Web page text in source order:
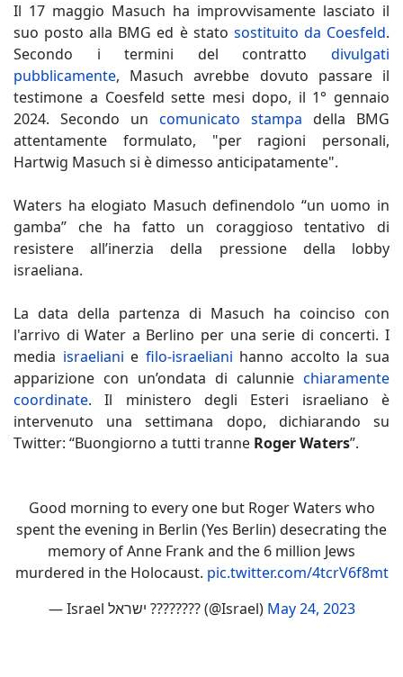
Il 17 maggio Masuch ha improvvisamente lasciato il
suo posto alla BMG ed è stato sostituito da Coesfeld.
Secondo i termini del contratto divulgati
pubblicamente, Masuch avrebbe dovuto passare il
testimone a Coesfeld sette mesi dopo, il 1° gennaio
2024. Secondo un comunicato stampa della BMG
attentamente formulato, "per ragioni personali,
Hartwig Masuch si è dimesso anticipatamente".
Waters ha elogiato Masuch definendolo “un uomo in
gamba” che ha fatto un coraggioso tentativo di
resistere all’inerzia della pressione della lobby
israeliana.
La data della partenza di Masuch ha coinciso con
l'arrivo di Water a Berlino per una serie di concerti. I
media israeliani e filo-israeliani hanno accolto la sua
apparizione con un’ondata di calunnie chiaramente
coordinate. Il ministero degli Esteri israeliano è
intervenuto una settimana dopo, dichiarando su
Twitter: “Buongiorno a tutti tranne Roger Waters”.
Good morning to every one but Roger Waters who
spent the evening in Berlin (Yes Berlin) desecrating the
memory of Anne Frank and the 6 million Jews
murdered in the Holocaust. pic.twitter.com/4tcrV6f8mt
— Israel ישראל ???????? (@Israel) May 24, 2023